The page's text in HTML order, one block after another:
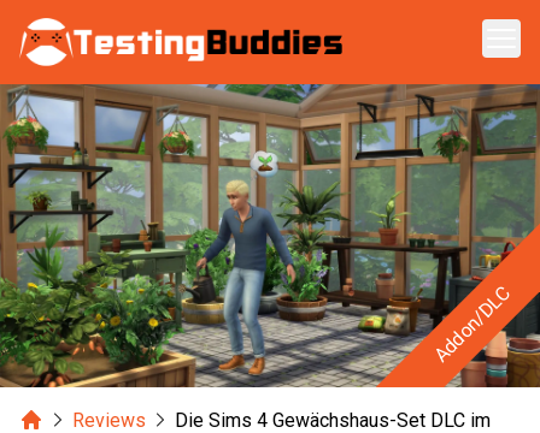
Zum Hauptinhalt springen
Addon/DLC
HomeReviews
Die Sims 4 Gewächshaus-Set DLC im